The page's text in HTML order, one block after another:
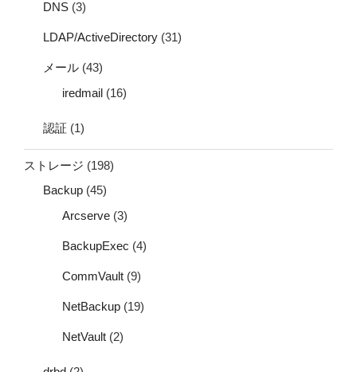
DNS (3)
LDAP/ActiveDirectory (31)
メール (43)
iredmail (16)
認証 (1)
ストレージ (198)
Backup (45)
Arcserve (3)
BackupExec (4)
CommVault (9)
NetBackup (19)
NetVault (2)